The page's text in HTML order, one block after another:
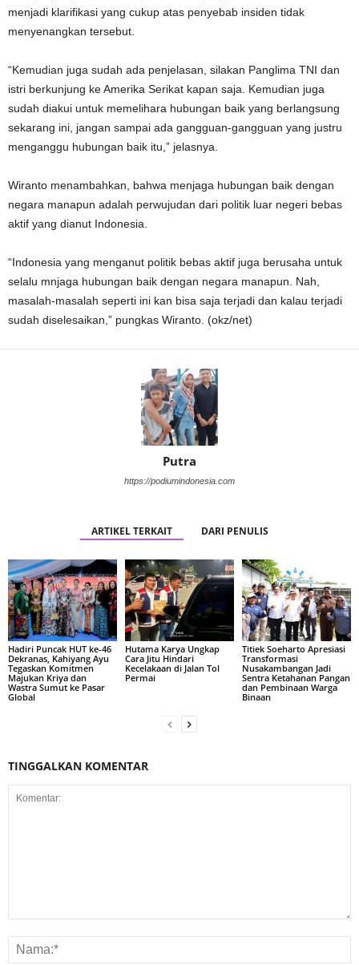
menjadi klarifikasi yang cukup atas penyebab insiden tidak
menyenangkan tersebut.
“Kemudian juga sudah ada penjelasan, silakan Panglima TNI dan
istri berkunjung ke Amerika Serikat kapan saja. Kemudian juga
sudah diakui untuk memelihara hubungan baik yang berlangsung
sekarang ini, jangan sampai ada gangguan-gangguan yang justru
menganggu hubungan baik itu,” jelasnya.
Wiranto menambahkan, bahwa menjaga hubungan baik dengan
negara manapun adalah perwujudan dari politik luar negeri bebas
aktif yang dianut Indonesia.
“Indonesia yang menganut politik bebas aktif juga berusaha untuk
selalu mnjaga hubungan baik dengan negara manapun. Nah,
masalah-masalah seperti ini kan bisa saja terjadi dan kalau terjadi
sudah diselesaikan,” pungkas Wiranto. (okz/net)
Putra
https://podiumindonesia.com
ARTIKEL TERKAIT DARI PENULIS
Hadiri Puncak HUT ke-46
Dekranas, Kahiyang Ayu
Tegaskan Komitmen
Majukan Kriya dan
Wastra Sumut ke Pasar
Global
Hutama Karya Ungkap
Cara Jitu Hindari
Kecelakaan di Jalan Tol
Permai
Titiek Soeharto Apresiasi
Transformasi
Nusakambangan Jadi
Sentra Ketahanan Pangan
dan Pembinaan Warga
Binaan
TINGGALKAN KOMENTAR